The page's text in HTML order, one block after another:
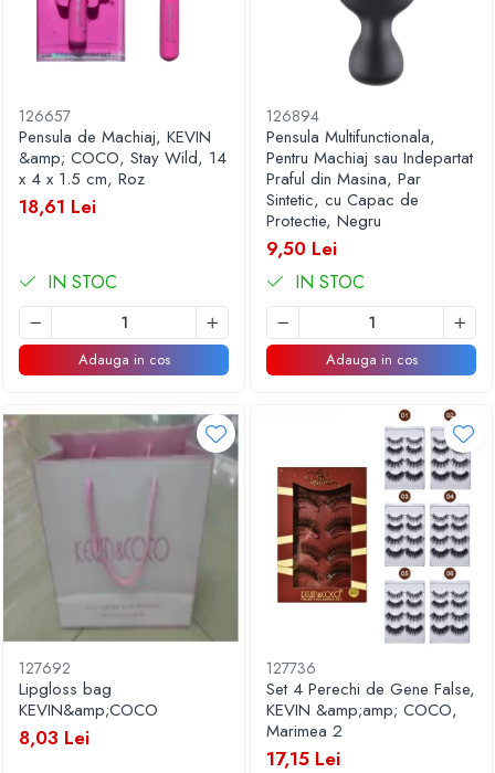
Articole pentru Iluminat
Corpuri de iluminat
Articole si, Echipamente pentru
Transport şi Ridicat
Pelerine, Umbrele si Accesorii
Videoproiectoare
126657
Pensula de Machiaj, KEVIN
&amp; COCO, Stay Wild, 14
x 4 x 1.5 cm, Roz
18,61 Lei
IN STOC
Adauga in cos
126894
Pensula Multifunctionala,
Pentru Machiaj sau Indepartat
Praful din Masina, Par
Sintetic, cu Capac de
Protectie, Negru
9,50 Lei
IN STOC
Adauga in cos
127692
Lipgloss bag
KEVIN&amp;COCO
8,03 Lei
127736
Set 4 Perechi de Gene False,
KEVIN &amp;amp; COCO,
Marimea 2
17,15 Lei